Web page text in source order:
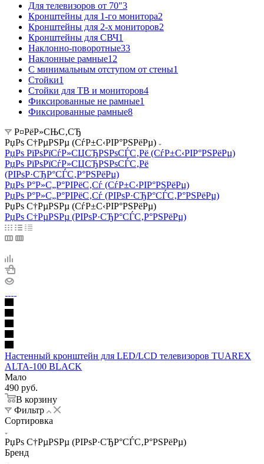
Для телевизоров от 70"3
Кронштейны для 1-го монитора2
Кронштейны для 2-х мониторов2
Кронштейны для СВЧ1
Наклонно-поворотные33
Наклонные рамные12
С минимальным отступом от стены1
Стойки1
Стойки для ТВ и мониторов4
Фиксированные не рамные1
Фиксированные рамные8
Р¤РёР»СЊС‚СЂ
РџРѕ С†РµРЅРµ (СѓР±С‹РІР°РЅРёРµ)
РџРѕ РїРѕРїСѓР»СЏСЂРЅРѕСЃС‚Рё (СѓР±С‹РІР°РЅРёРµ)
РџРѕ РїРѕРїСѓР»СЏСЂРЅРѕСЃС‚Рё
(РІРѕР·СЂР°СЃС‚Р°РЅРёРµ)
РџРѕ Р°Р»С„Р°РІРёС‚Сѓ (СѓР±С‹РІР°РЅРёРµ)
РџРѕ Р°Р»С„Р°РІРёС‚Сѓ (РІРѕР·СЂР°СЃС‚Р°РЅРёРµ)
РџРѕ С†РµРЅРµ (СѓР±С‹РІР°РЅРёРµ)
РџРѕ С†РµРЅРµ (РІРѕР·СЂР°СЃС‚Р°РЅРёРµ)
Настенный кронштейн для LED/LCD телевизоров TUAREX
ALTA-100 BLACK
Мало
490 руб.
В корзину
Фильтр
Сортировка
РџРѕ С†РµРЅРµ (РІРѕР·СЂР°СЃС‚Р°РЅРёРµ)
Бренд